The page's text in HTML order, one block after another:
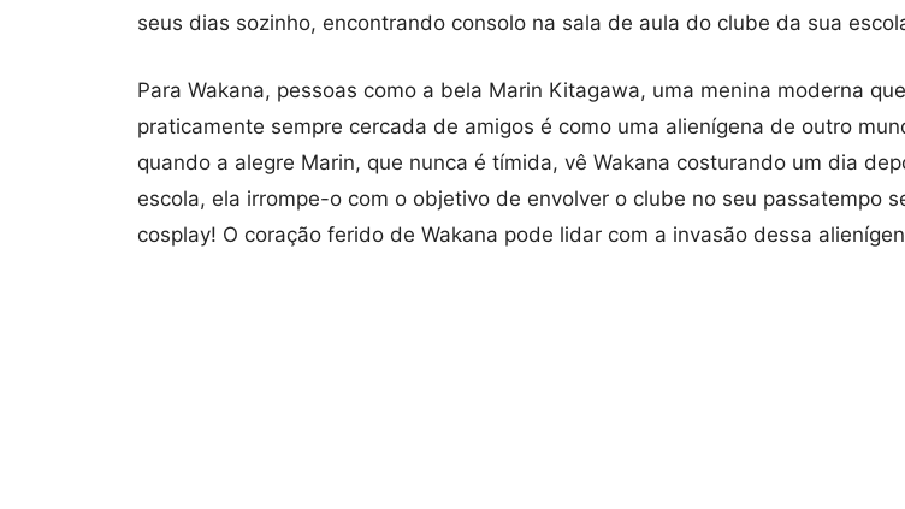
seus dias sozinho, encontrando consolo na sala de aula do clube da sua
Para Wakana, pessoas como a bela Marin Kitagawa, uma menina moderna
praticamente sempre cercada de amigos é como uma alienígena de outro
quando a alegre Marin, que nunca é tímida, vê Wakana costurando um dia
escola, ela irrompe-o com o objetivo de envolver o clube no seu passatempo
cosplay! O coração ferido de Wakana pode lidar com a invasão dessa